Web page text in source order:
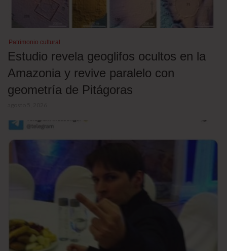
Patrimonio cultural
Estudio revela geoglifos ocultos en la
Amazonia y revive paralelo con
geometría de Pitágoras